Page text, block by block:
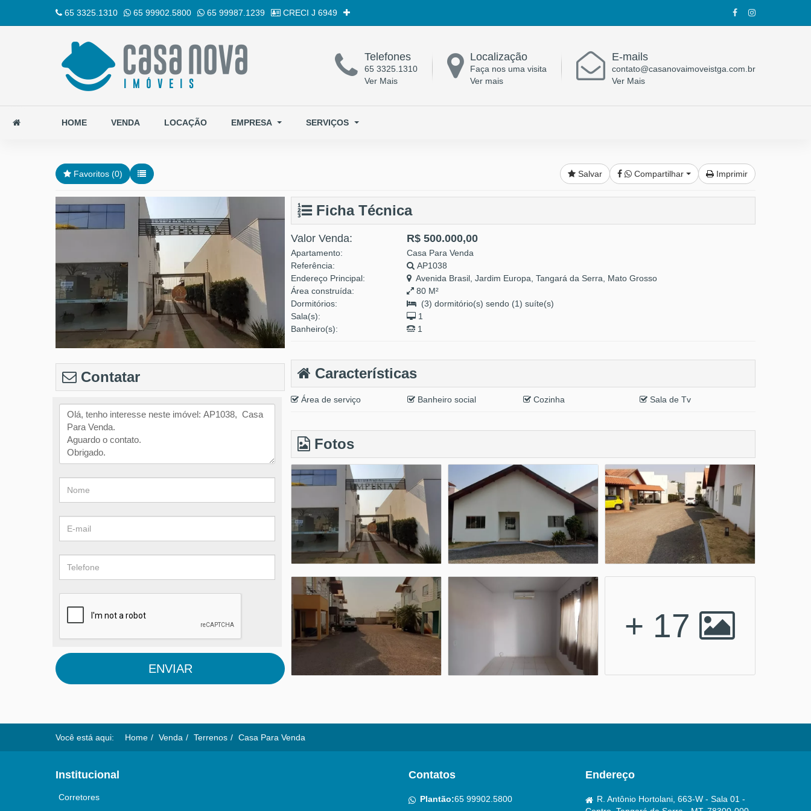
65 3325.1310 65 99902.5800 65 99987.1239 CRECI J 6949
Telefones
65 3325.1310
Ver Mais
Localização
Faça nos uma visita
Ver mais
E-mails
contato@casanovaimoveistga.com.br
Ver Mais
HOME VENDA LOCAÇÃO EMPRESA SERVIÇOS
Favoritos (0) Salvar Compartilhar Imprimir
Contatar
ENVIAR
Ficha Técnica
Valor Venda: R$ 500.000,00
Apartamento:
Casa Para Venda
Referência:
AP1038
Endereço Principal:
Avenida Brasil, Jardim Europa, Tangará da Serra, Mato Grosso
Área construída:
80 M²
Dormitórios:
(3) dormitório(s) sendo (1) suíte(s)
Sala(s):
1
Banheiro(s):
1
Características
Área de serviço Banheiro social Cozinha Sala de Tv
Fotos
+ 17
Você está aqui: Home Venda Terrenos Casa Para Venda
Institucional
Corretores
Contatos
Plantão:65 99902.5800
Endereço
R. Antônio Hortolani, 663-W - Sala 01 -